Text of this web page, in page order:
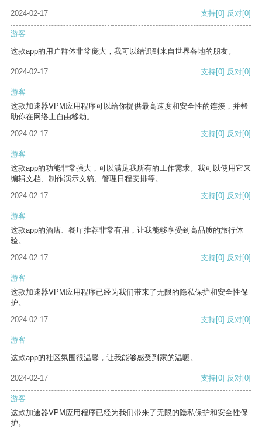
2024-02-17 支持[0] 反对[0]
游客
这款app的用户群体非常庞大，我可以结识到来自世界各地的朋友。
2024-02-17 支持[0] 反对[0]
游客
这款加速器VPM应用程序可以给你提供最高速度和安全性的连接，并帮
助你在网络上自由移动。
2024-02-17
支持[0] 反对[0]
游客
这款app的功能非常强大，可以满足我所有的工作需求。我可以使用它来
编辑文档、制作演示文稿、管理日程安排等。
2024-02-17
支持[0] 反对[0]
游客
这款app的酒店、餐厅推荐非常有用，让我能够享受到高品质的旅行体
验。
2024-02-17
支持[0] 反对[0]
游客
这款加速器VPM应用程序已经为我们带来了无限的隐私保护和安全性保
护。
2024-02-17
支持[0] 反对[0]
游客
这款app的社区氛围很温馨，让我能够感受到家的温暖。
2024-02-17 支持[0] 反对[0]
游客
这款加速器VPM应用程序已经为我们带来了无限的隐私保护和安全性保
护。